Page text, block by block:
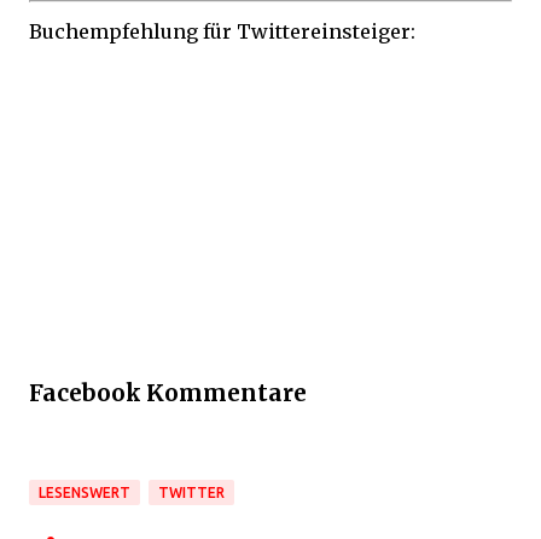
Buchempfehlung für Twittereinsteiger:
Facebook Kommentare
LESENSWERT TWITTER